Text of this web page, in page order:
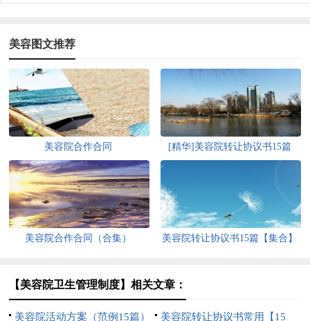
美容图文推荐
美容院合作合同 [精华]美容院转让协议书15篇
美容院合作合同（合集） 美容院转让协议书15篇【集合】
【美容院卫生管理制度】相关文章：
美容院活动方案（范例15篇） 美容院转让协议书常用【15